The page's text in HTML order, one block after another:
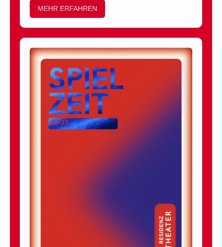
MEHR ERFAHREN